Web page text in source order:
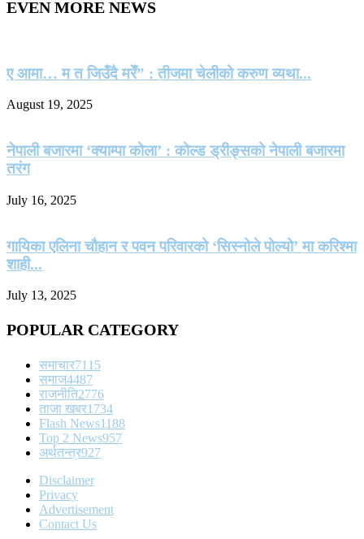
EVEN MORE NEWS
ए आमा… म त जिउँदै मरेँ” : तीजमा चेलीको करुण व्यथा...
August 19, 2025
नेपाली बजारमा ‘क्याम्पा कोला’ : कोल्ड ड्रीङ्सको नेपाली बजारमा
तरंग
July 16, 2025
गायिका एलिना चौहान र पवन परिवारको ‘सिस्नोले पोल्यो’ मा करिश्मा
शाही...
July 13, 2025
POPULAR CATEGORY
समाचार7115
समाज4487
राजनीति2776
ताजा खबर1734
Flash News1188
Top 2 News957
अर्थतन्त्र927
Disclaimer
Privacy
Advertisement
Contact Us